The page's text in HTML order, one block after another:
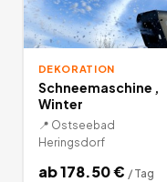
DEKORATION
Schneemaschine ,
Winter
📍 Ostseebad
Heringsdorf
ab178.50€ / Tag